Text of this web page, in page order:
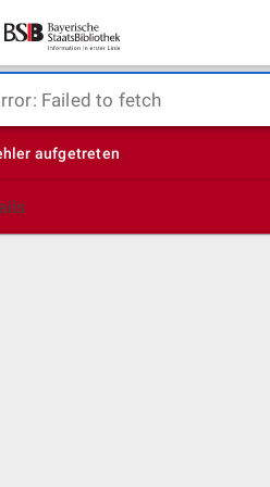
Failed to fetch
aufgetreten